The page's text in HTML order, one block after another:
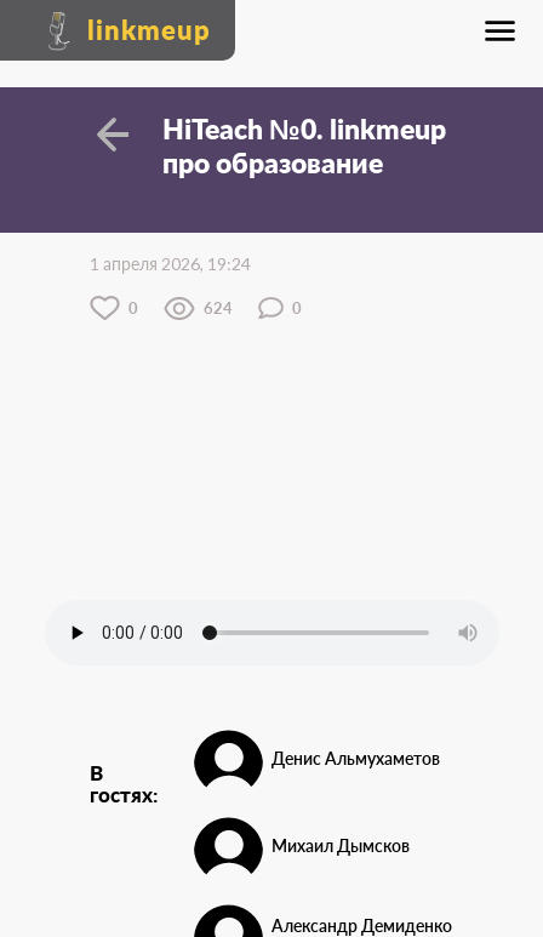
linkmeup
HiTeach №0. linkmeup
про образование
1 апреля 2026, 19:24
0 624 0
В
гостях:
Денис Альмухаметов
Михаил Дымсков
Александр Демиденко